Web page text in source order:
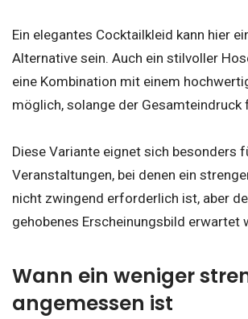
Ein elegantes Cocktailkleid kann hier
Alternative sein. Auch ein stilvoller
eine Kombination mit einem
möglich, solange der Gesamteindruck
Diese Variante eignet sich besonders
Veranstaltungen, bei denen ein
nicht zwingend erforderlich ist, aber
gehobenes Erscheinungsbild erwartet
Wann ein weniger
angemessen ist